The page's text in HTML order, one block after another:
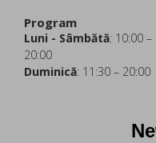
Program
Luni - Sâmbătă: 10:00 –
20:00
Duminică: 11:30 – 20:00